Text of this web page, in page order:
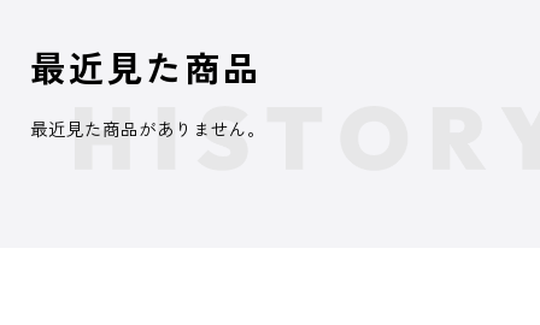
最近見た商品
最近見た商品がありません。